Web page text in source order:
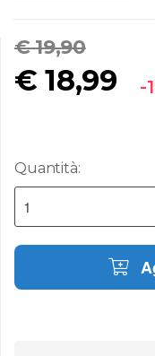
€ 19,90
€18,99 -
Quantità: